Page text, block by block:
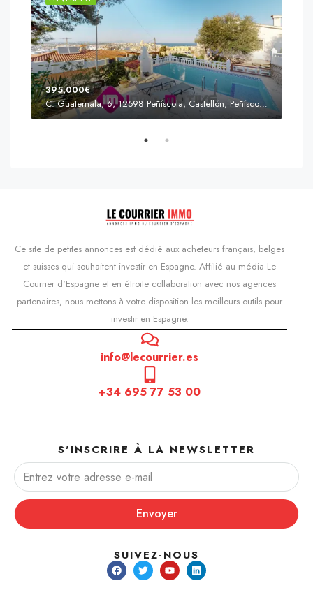
395,000€
C. Guatemala, 6, 12598 Peñíscola, Castellón, Peñíscola, Communauté valencienne
Ce site de petites annonces est dédié aux acheteurs français, belges
et suisses qui souhaitent investir en Espagne. Affilié au média Le
Courrier d'Espagne et en étroite collaboration avec nos agences
partenaires, nous mettons à votre disposition les meilleurs outils pour
investir en Espagne.
info@lecourrier.es
+34 695 77 53 00
S'INSCRIRE À LA NEWSLETTER
Envoyer
SUIVEZ-NOUS